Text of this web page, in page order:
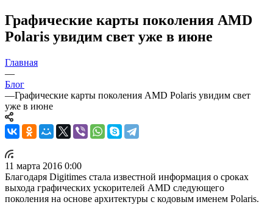
Графические карты поколения AMD
Polaris увидим свет уже в июне
Главная
—
Блог
—Графические карты поколения AMD Polaris увидим свет
уже в июне
11 марта 2016 0:00
Благодаря Digitimes стала известной информация о сроках
выхода графических ускорителей AMD следующего
поколения на основе архитектуры с кодовым именем Polaris.